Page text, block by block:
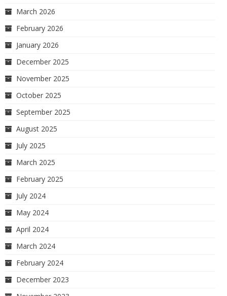
March 2026
February 2026
January 2026
December 2025
November 2025
October 2025
September 2025
August 2025
July 2025
March 2025
February 2025
July 2024
May 2024
April 2024
March 2024
February 2024
December 2023